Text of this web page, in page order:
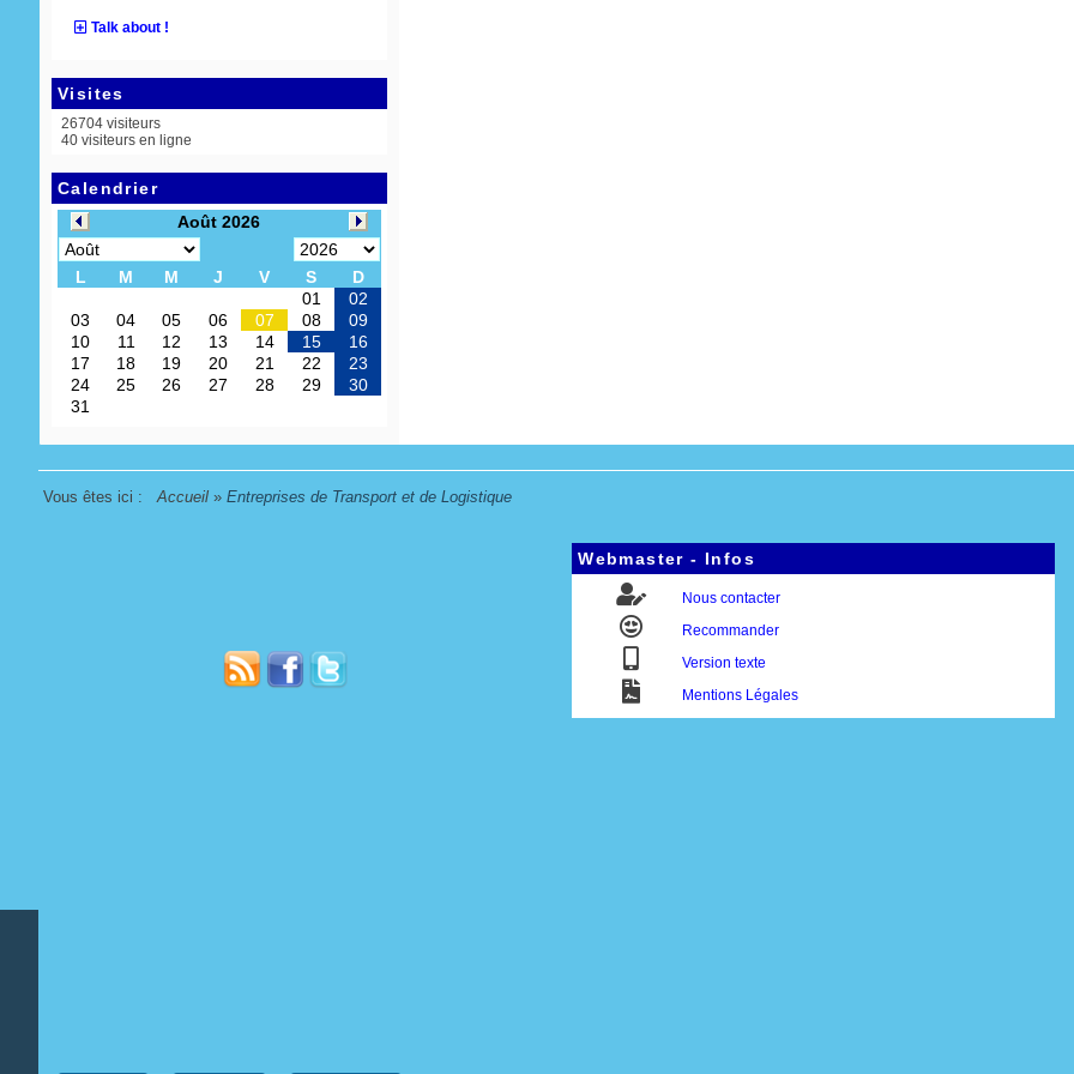
Talk about !
Visites
26704 visiteurs
40 visiteurs en ligne
Calendrier
Vous êtes ici : Accueil » Entreprises de Transport et de Logistique
Webmaster - Infos
Nous contacter
Recommander
Version texte
Mentions Légales